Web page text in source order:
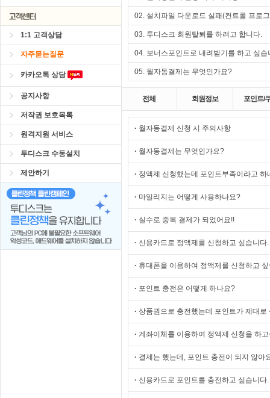
1:1 고객상담
자주묻는질문
카카오톡 상담
공지사항
저작권 보호목록
원격지원 서비스
투디스크 수동설치
제안하기
02. 설치파일 다운로드 실패(컨트롤 프로
03. 투디스크 회원탈퇴를 하려고 합니다.
04. 보너스포인트로 내려받기를 하고 싶습
05. 월자동결제는 무엇인가요?
전체 회원정보 포인트/
· 월자동결제 신청 시 주의사항
· 월자동결제는 무엇인가요?
· 정액제 신청했는데 포인트부족이라고
· 마일리지는 어떻게 사용하나요?
· 실수로 중복 결제가 되었어요!!
· 신용카드로 정액제를 신청하고 싶습니다.
· 휴대폰을 이용하여 정액제를 신청하고
· 포인트 충전은 어떻게 하나요?
· 상품권으로 충전했는데 포인트가 제대로
· 계좌이체를 이용하여 정액제 신청을 하
· 결제는 했는데, 포인트 충전이 되지 않아
· 신용카드로 포인트를 충전하고 싶습니다.